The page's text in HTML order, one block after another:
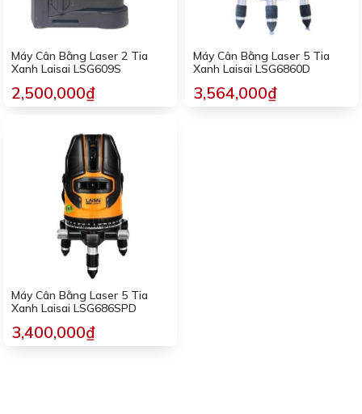
Máy Cân Bằng Laser 2 Tia
Xanh Laisai LSG609S
2,500,000₫
Máy Cân Bằng Laser 5 Tia
Xanh Laisai LSG6860D
3,564,000₫
Máy Cân Bằng Laser 5 Tia
Xanh Laisai LSG686SPD
3,400,000₫